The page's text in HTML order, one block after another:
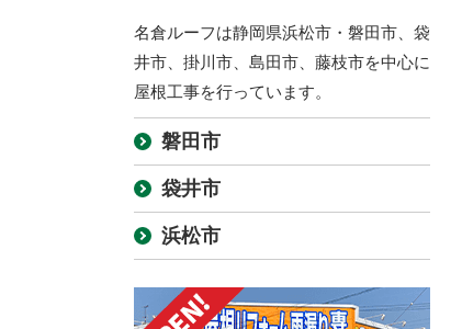
名倉ルーフは静岡県浜松市・磐田市、袋
井市、掛川市、島田市、藤枝市を中心に
屋根工事を行っています。
磐田市
袋井市
浜松市